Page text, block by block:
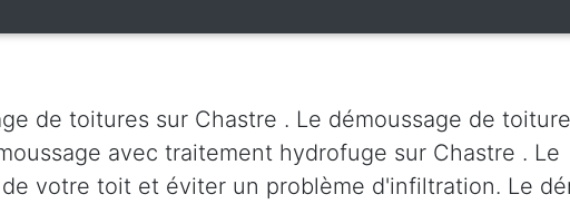
de toitures sur Chastre . Le démoussage de
avec traitement hydrofuge sur Chastre . Le
votre toit et éviter un problème d'infiltration. Le